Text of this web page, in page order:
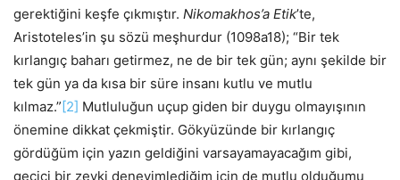
gerektiğini keşfe çıkmıştır. Nikomakhos’a Etik’te,
Aristoteles’in şu sözü meşhurdur (1098a18); “Bir tek
kırlangıç baharı getirmez, ne de bir tek gün; aynı şekilde bir
tek gün ya da kısa bir süre insanı kutlu ve mutlu
kılmaz.”[2] Mutluluğun uçup giden bir duygu olmayışının
önemine dikkat çekmiştir. Gökyüzünde bir kırlangıç
gördüğüm için yazın geldiğini varsayamayacağım gibi,
geçici bir zevki deneyimlediğim için de mutlu olduğumu